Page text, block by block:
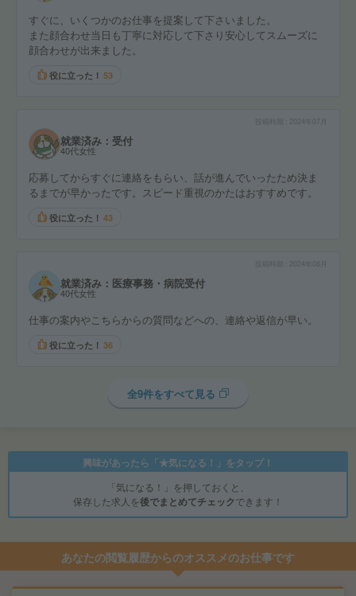
すぐに、いくつかのお仕事を提案して下さいました。
また顔合わせ当日も丁寧に対応して下さり安心してスムーズに
顔合わせが出来ました。
役に立った！ 53
2024年07月
就業済み：受付
40代女性
応募してからすぐに連絡をもらい、話が進んでいったため決ま
るまでが早かったです。スピード重視のかたはおすすめです。
役に立った！ 43
2024年08月
就業済み：医療事務・病院受付
40代女性
仕事の案内やこちらからの質問などへの、連絡や返信が早い。
役に立った！ 36
全9件をすべて見る
興味があったら「★気になる！」をタップ！
「気になる！」を押しておくと、
保存した求人を後でまとめてチェックできます！
あなたの閲覧履歴からのオススメのお仕事です